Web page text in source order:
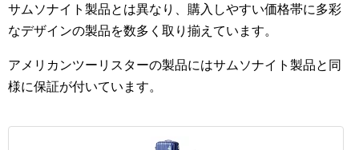
サムソナイト製品とは異なり、購入しやすい価格帯に多彩
なデザインの製品を数多く取り揃えています。
アメリカンツーリスターの製品にはサムソナイト製品と同
様に保証が付いています。